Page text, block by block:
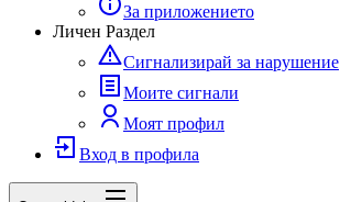
За приложението
Личен Раздел
Сигнализирай за нарушение
Моите сигнали
Моят профил
Вход в профила